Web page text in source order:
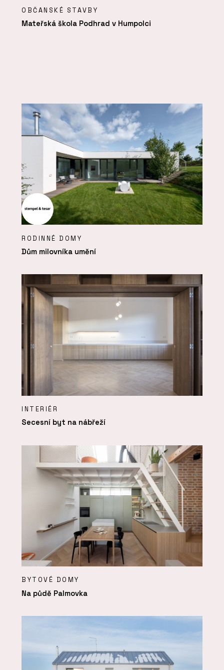
OBČANSKÉ STAVBY
Mateřská škola Podhrad v Humpolci
RODINNÉ DOMY
Dům milovníka umění
INTERIÉR
Secesní byt na nábřeží
BYTOVÉ DOMY
Na půdě Palmovka